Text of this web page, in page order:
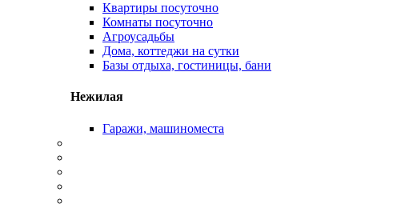
Квартиры посуточно
Комнаты посуточно
Агроусадьбы
Дома, коттеджи на сутки
Базы отдыха, гостиницы, бани
Нежилая
Гаражи, машиноместа